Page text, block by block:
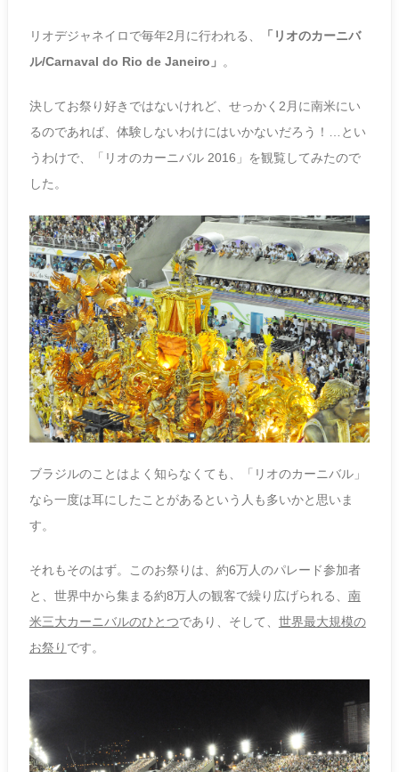
リオデジャネイロで毎年2月に行われる、
「リオのカーニバ
ル/Carnaval do Rio de Janeiro」 。
決してお祭り好きではないけれど、せっかく2月に南米にい
るのであれば、体験しないわけにはいかないだろう！…とい
うわけで、「リオのカーニバル 2016」を観覧してみたので
した。
ブラジルのことはよく知らなくても、「リオのカーニバル」
なら一度は耳にしたことがあるという人も多いかと思いま
す。
それもそのはず。このお祭りは、約6万人のパレード参加者
と、世界中から集まる約8万人の観客で繰り広げられる、 南
米三大カーニバルのひとつであり、そして、 世界最大規模の
お祭り です。